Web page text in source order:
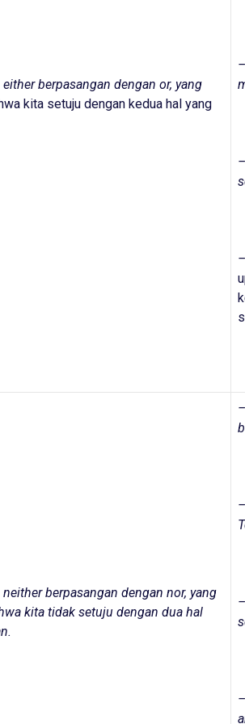
berpasangan dengan or, yang
kita setuju dengan kedua hal yang
–
–
berpasangan dengan nor, yang
kita tidak setuju dengan dua hal
–
–